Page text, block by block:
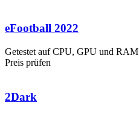
eFootball 2022
Getestet auf CPU, GPU und RAM
Preis prüfen
2Dark